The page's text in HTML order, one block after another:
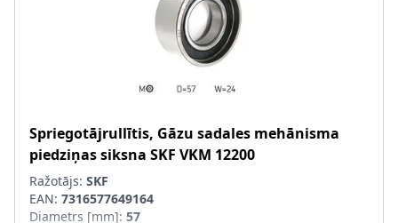
Spriegotājrullītis, Gāzu sadales mehānisma
piedziņas siksna SKF VKM 12200
Ražotājs: SKF
EAN: 7316577649164
Diametrs [mm]: 57